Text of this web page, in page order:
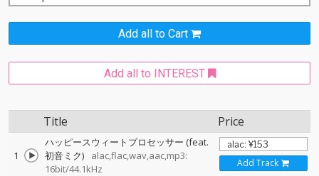
Add all to Cart
Add all to INTEREST
Title Price
1
ハッピースウィートプロセッサー (feat.
初音ミク)
alac,flac,wav,aac,mp3:
16bit/44.1kHz
Add Track